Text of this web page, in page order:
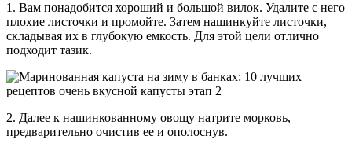
1. Вам понадобится хороший и большой вилок. Удалите с него
плохие листочки и промойте. Затем нашинкуйте листочки,
складывая их в глубокую емкость. Для этой цели отлично
подходит тазик.
2. Далее к нашинкованному овощу натрите морковь,
предварительно очистив ее и ополоснув.